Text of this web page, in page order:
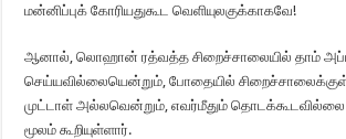
மன்னிப்புக் கோரியதுகூட வெளியுலகுக்காகவே!
ஆனால், லொஹான் ரத்வத்த சிறைச்சாலையில் தாம்
செய்யவில்லையென்றும், போதையில்
முட்டாள் அல்லவென்றும், எவர்மீதும்
மூலம் கூறியுள்ளார்.